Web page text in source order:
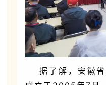
据了解，安徽